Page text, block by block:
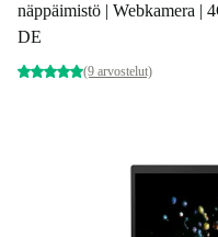
näppäimistö | Webkamera |
DE
(9 arvostelut)